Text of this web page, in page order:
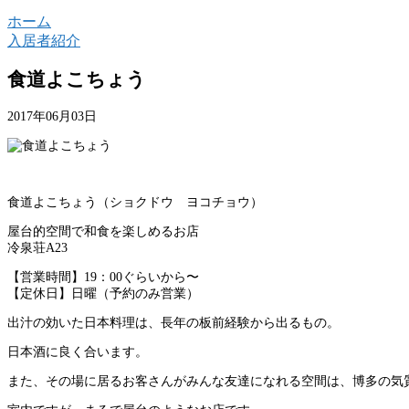
ホーム
入居者紹介
食道よこちょう
2017年06月03日
食道よこちょう（ショクドウ ヨコチョウ）
屋台的空間で和食を楽しめるお店
冷泉荘A23
【営業時間】19：00ぐらいから〜
【定休日】日曜（予約のみ営業）
出汁の効いた日本料理は、長年の板前経験から出るもの。
日本酒に良く合います。
また、その場に居るお客さんがみんな友達になれる空間は、博多の気